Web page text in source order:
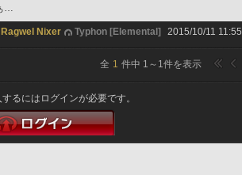
…
Ragwel Nixer Typhon [Elemental] 2015/10/11 11:55
全 1 件中 1 ～ 1件を表示
るにはログインが必要です。